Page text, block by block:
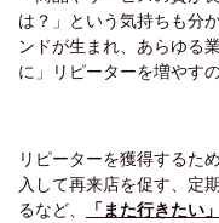
は？」という気持ちも分
ンドが生まれ、あらゆる
に」リピーターを増やす
リピーターを獲得するた
入して再来店を促す、定
るなど、
「また行きたい